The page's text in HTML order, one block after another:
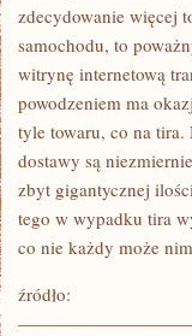
zdecydowanie więcej
samochodu, to
witrynę internetową
powodzeniem ma
tyle towaru, co na
dostawy są
zbyt gigantycznej
tego w wypadku tira
co nie każdy może
źródło: